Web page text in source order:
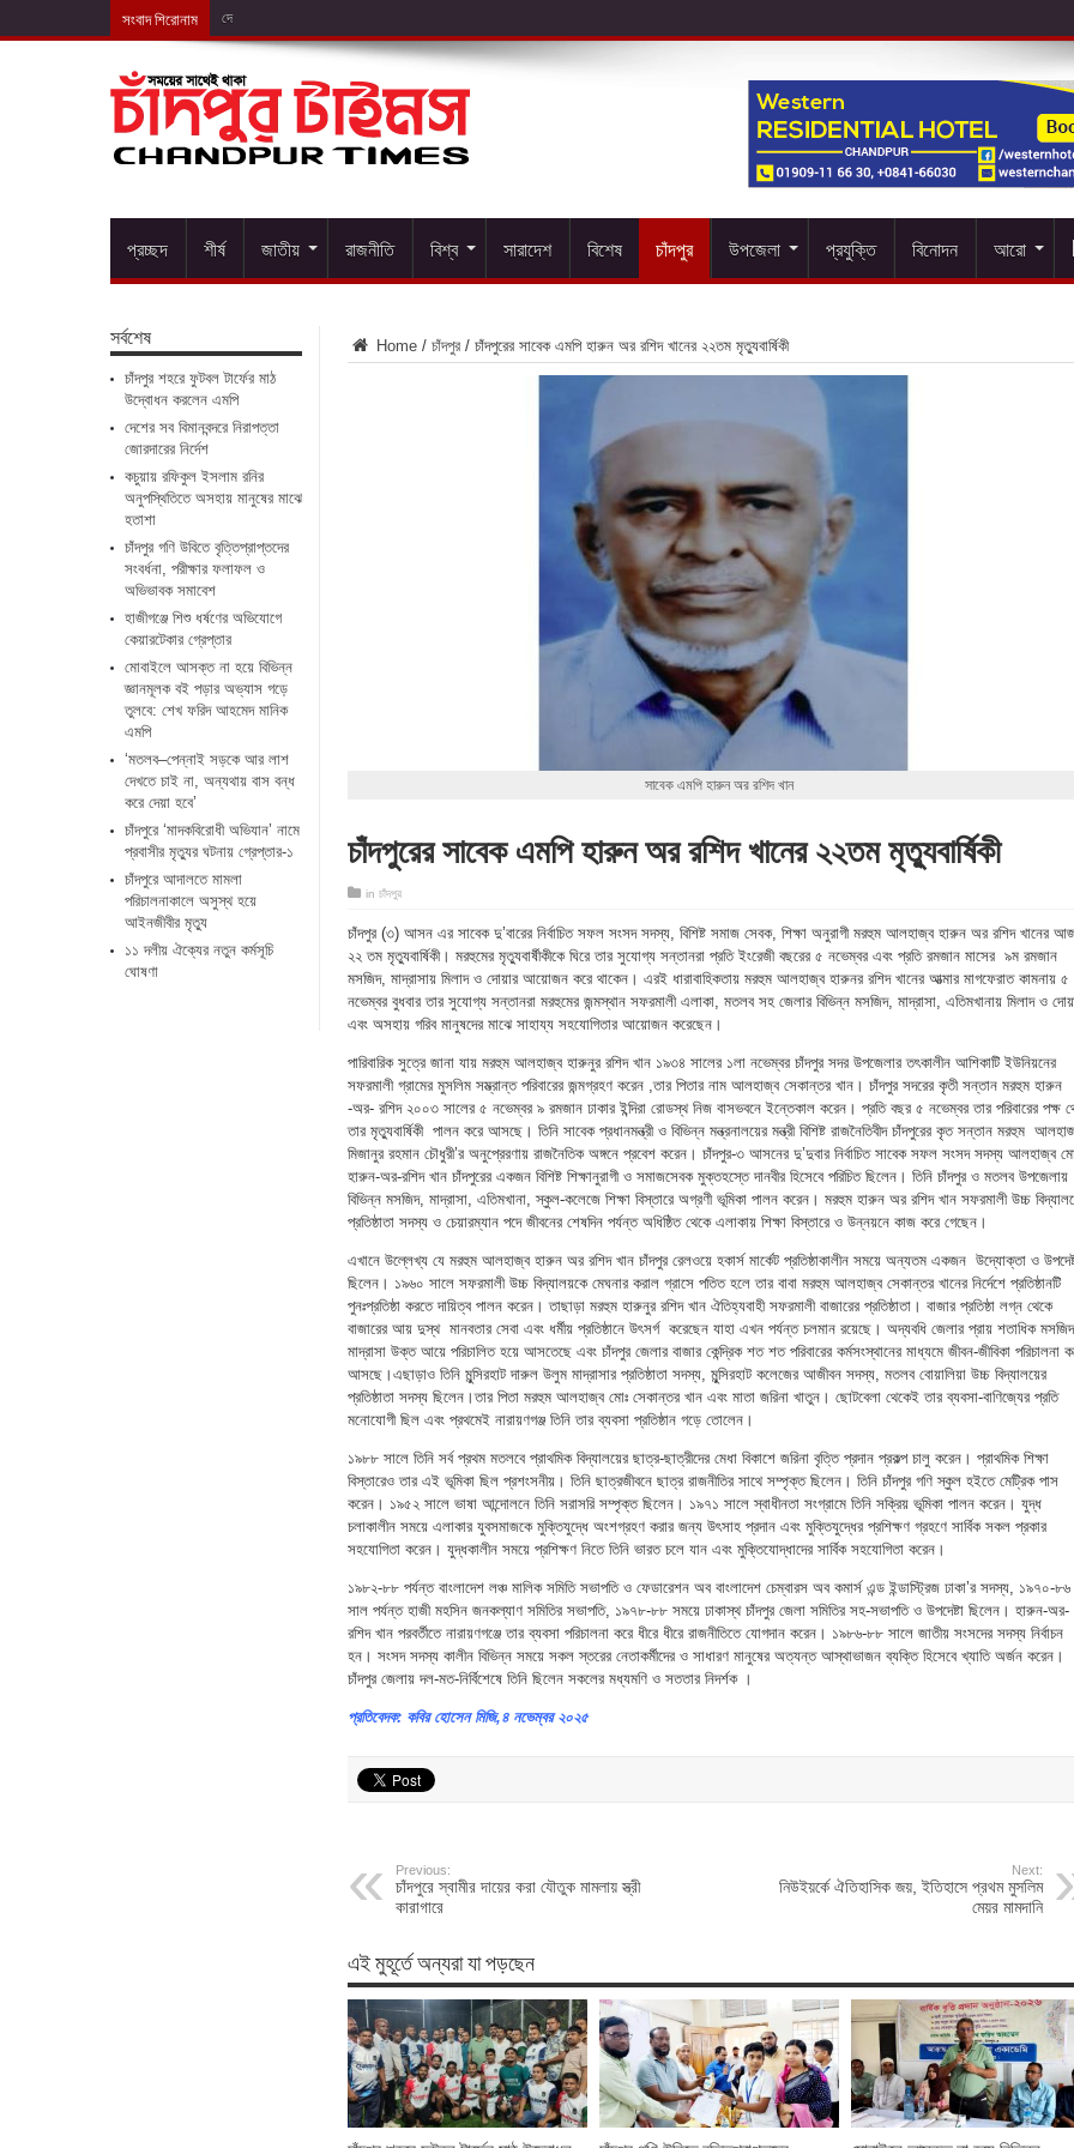
সংবাদ শিরোনাম দেশের সব বিমানবন্দরে ন
প্রচ্ছদ শীর্ষ জাতীয় রাজনীতি বিশ্ব সারাদেশ বিশেষ চাঁদপুর উপজেলা প্রযুক্তি বিনোদন আরো
Home / চাঁদপুর / চাঁদপুরের সাবেক এমপি হারুন অর রশিদ খানের ২২তম মৃত্যুবার্ষিকী
সাবেক এমপি হারুন অর রশিদ খান
চাঁদপুরের সাবেক এমপি হারুন অর রশিদ খানের ২২তম মৃত্যুবার্ষিকী
in চাঁদপুর
চাঁদপুর (৩) আসন এর সাবেক দু’বারের নির্বাচিত সফল সংসদ সদস্য, বিশিষ্ট সমাজ সেবক, শিক্ষা অনুরাগী মরহুম আলহাজ্ব হারুন অর রশিদ খানের
২২ তম মৃত্যুবার্ষিকী। মরহুমের মৃত্যুবার্ষীকীকে ঘিরে তার সুযোগ্য সন্তানরা প্রতি ইংরেজী বছরের ৫ নভেম্বর এবং প্রতি রমজান মাসের ৯ম রমজান
মসজিদ, মাদ্রাসায় মিলাদ ও দোয়ার আয়োজন করে থাকেন। এরই ধারাবাহিকতায় মরহুম আলহাজ্ব হারুনর রশিদ খানের আত্মার মাগফেরাত কামনায় ৫
নভেম্বর বুধবার তার সুযোগ্য সন্তানরা মরহুমের জন্মস্থান সফরমালী এলাকা, মতলব সহ জেলার বিভিন্ন মসজিদ, মাদ্রাসা, এতিমখানায় মিলাদ ও
এবং অসহায় গরিব মানুষদের মাঝে সাহায্য সহযোগিতার আয়োজন করেছেন।
পারিবারিক সুত্রে জানা যায় মরহুম আলহাজ্ব হারুনুর রশিদ খান ১৯৩৪ সালের ১লা নভেম্বর চাঁদপুর সদর উপজেলার তৎকালীন আশিকাটি ইউনিয়নের
সফরমালী গ্রামের মুসলিম সম্ভ্রান্ত পরিবারের জন্মগ্রহণ করেন ,তার পিতার নাম আলহাজ্ব সেকান্তর খান। চাঁদপুর সদরের কৃতী সন্তান মরহুম হারুন
-অর- রশিদ ২০০৩ সালের ৫ নভেম্বর ৯ রমজান ঢাকার ইন্দিরা রোডস্থ নিজ বাসভবনে ইন্তেকাল করেন। প্রতি বছর ৫ নভেম্বর তার পরিবারের পক্ষ
তার মৃত্যুবার্ষিকী পালন করে আসছে। তিনি সাবেক প্রধানমন্ত্রী ও বিভিন্ন মন্ত্রনালয়ের মন্ত্রী বিশিষ্ট রাজনৈতিবীদ চাঁদপুরের কৃত সন্তান মরহুম
মিজানুর রহমান চৌধুরী’র অনুপ্রেরণায় রাজনৈতিক অঙ্গনে প্রবেশ করেন। চাঁদপুর-৩ আসনের দু’দুবার নির্বাচিত সাবেক সফল সংসদ সদস্য আলহাজ্ব
হারুন-অর-রশিদ খান চাঁদপুরের একজন বিশিষ্ট শিক্ষানুরাগী ও সমাজসেবক মুক্তহস্তে দানবীর হিসেবে পরিচিত ছিলেন। তিনি চাঁদপুর ও মতলব উপজেলায়
বিভিন্ন মসজিদ, মাদ্রাসা, এতিমখানা, স্কুল-কলেজে শিক্ষা বিস্তারে অগ্রণী ভূমিকা পালন করেন। মরহুম হারুন অর রশিদ খান সফরমালী উচ্চ
প্রতিষ্ঠাতা সদস্য ও চেয়ারম্যান পদে জীবনের শেষদিন পর্যন্ত অধিষ্ঠিত থেকে এলাকায় শিক্ষা বিস্তারে ও উন্নয়নে কাজ করে গেছেন।
এখানে উল্লেখ্য যে মরহুম আলহাজ্ব হারুন অর রশিদ খান চাঁদপুর রেলওয়ে হকার্স মার্কেট প্রতিষ্ঠাকালীন সময়ে অন্যতম একজন উদ্যোক্তা ও
ছিলেন। ১৯৬০ সালে সফরমালী উচ্চ বিদ্যালয়কে মেঘনার করাল গ্রাসে পতিত হলে তার বাবা মরহুম আলহাজ্ব সেকান্তর খানের নির্দেশে প্রতিষ্ঠানটি
পুনঃপ্রতিষ্ঠা করতে দায়িত্ব পালন করেন। তাছাড়া মরহুম হারুনুর রশিদ খান ঐতিহ্যবাহী সফরমালী বাজারের প্রতিষ্ঠাতা। বাজার প্রতিষ্ঠা লগ্ন থেকে
বাজারের আয় দুস্থ মানবতার সেবা এবং ধর্মীয় প্রতিষ্ঠানে উৎসর্গ করেছেন যাহা এখন পর্যন্ত চলমান রয়েছে। অদ্যবধি জেলার প্রায় শতাধিক মসজিদ
মাদ্রাসা উক্ত আয়ে পরিচালিত হয়ে আসতেছে এবং চাঁদপুর জেলার বাজার কেন্দ্রিক শত শত পরিবারের কর্মসংস্থানের মাধ্যমে জীবন-জীবিকা পরিচালনা
আসছে।এছাড়াও তিনি মুন্সিরহাট দারুল উলুম মাদ্রাসার প্রতিষ্ঠাতা সদস্য, মুন্সিরহাট কলেজের আজীবন সদস্য, মতলব বোয়ালিয়া উচ্চ বিদ্যালয়ের
প্রতিষ্ঠাতা সদস্য ছিলেন।তার পিতা মরহুম আলহাজ্ব মোঃ সেকান্তর খান এবং মাতা জরিনা খাতুন। ছোটবেলা থেকেই তার ব্যবসা-বাণিজ্যের প্রতি
মনোযোগী ছিল এবং প্রথমেই নারায়ণগঞ্জ তিনি তার ব্যবসা প্রতিষ্ঠান গড়ে তোলেন।
১৯৮৮ সালে তিনি সর্ব প্রথম মতলবে প্রাথমিক বিদ্যালয়ের ছাত্র-ছাত্রীদের মেধা বিকাশে জরিনা বৃত্তি প্রদান প্রকল্প চালু করেন। প্রাথমিক শিক্ষা
বিস্তারেও তার এই ভূমিকা ছিল প্রশংসনীয়। তিনি ছাত্রজীবনে ছাত্র রাজনীতির সাথে সম্পৃক্ত ছিলেন। তিনি চাঁদপুর গণি স্কুল হইতে মেট্রিক পাস
করেন। ১৯৫২ সালে ভাষা আন্দোলনে তিনি সরাসরি সম্পৃক্ত ছিলেন। ১৯৭১ সালে স্বাধীনতা সংগ্রামে তিনি সক্রিয় ভূমিকা পালন করেন। যুদ্ধ
চলাকালীন সময়ে এলাকার যুবসমাজকে মুক্তিযুদ্ধে অংশগ্রহণ করার জন্য উৎসাহ প্রদান এবং মুক্তিযুদ্ধের প্রশিক্ষণ গ্রহণে সার্বিক সকল প্রকার
সহযোগিতা করেন। যুদ্ধকালীন সময়ে প্রশিক্ষণ নিতে তিনি ভারত চলে যান এবং মুক্তিযোদ্ধাদের সার্বিক সহযোগিতা করেন।
১৯৮২-৮৮ পর্যন্ত বাংলাদেশ লঞ্চ মালিক সমিতি সভাপতি ও ফেডারেশন অব বাংলাদেশ চেম্বারস অব কমার্স এন্ড ইন্ডাস্ট্রিজ ঢাকা’র সদস্য, ১৯৭০-৮৬
সাল পর্যন্ত হাজী মহসিন জনকল্যাণ সমিতির সভাপতি, ১৯৭৮-৮৮ সময়ে ঢাকাস্থ চাঁদপুর জেলা সমিতির সহ-সভাপতি ও উপদেষ্টা ছিলেন। হারুন-অর-
রশিদ খান পরবর্তীতে নারায়ণগঞ্জে তার ব্যবসা পরিচালনা করে ধীরে ধীরে রাজনীতিতে যোগদান করেন। ১৯৮৬-৮৮ সালে জাতীয় সংসদের সদস্য নির্বাচন
হন। সংসদ সদস্য কালীন বিভিন্ন সময়ে সকল স্তরের নেতাকর্মীদের ও সাধারণ মানুষের অত্যন্ত আস্থাভাজন ব্যক্তি হিসেবে খ্যাতি অর্জন করেন।
চাঁদপুর জেলায় দল-মত-নির্বিশেষে তিনি ছিলেন সকলের মধ্যমণি ও সততার নিদর্শক ।
প্রতিবেদক: কবির হোসেন মিজি,৪ নভেম্বর ২০২৫
Previous:
চাঁদপুরে স্বামীর দায়ের করা যৌতুক মামলায় স্ত্রী
কারাগারে
Next:
নিউইয়র্কে ঐতিহাসিক জয়, ইতিহাসে প্রথম মুসলিম
মেয়র মামদানি
এই মুহূর্তে অন্যরা যা পড়ছেন
সর্বশেষ
চাঁদপুর শহরে ফুটবল টার্ফের মাঠ
উদ্বোধন করলেন এমপি
দেশের সব বিমানবন্দরে নিরাপত্তা
জোরদারের নির্দেশ
কচুয়ায় রফিকুল ইসলাম রনির
অনুপস্থিতিতে অসহায় মানুষের মাঝে
হতাশা
চাঁদপুর গণি উবিতে বৃত্তিপ্রাপ্তদের
সংবর্ধনা, পরীক্ষার ফলাফল ও
অভিভাবক সমাবেশ
হাজীগঞ্জে শিশু ধর্ষণের অভিযোগে
কেয়ারটেকার গ্রেপ্তার
মোবাইলে আসক্ত না হয়ে বিভিন্ন
জ্ঞানমূলক বই পড়ার অভ্যাস গড়ে
তুলবে: শেখ ফরিদ আহমেদ মানিক
এমপি
‘মতলব–পেন্নাই সড়কে আর লাশ
দেখতে চাই না, অন্যথায় বাস বন্ধ
করে দেয়া হবে’
চাঁদপুরে ‘মাদকবিরোধী অভিযান’ নামে
প্রবাসীর মৃত্যুর ঘটনায় গ্রেপ্তার-১
চাঁদপুরে আদালতে মামলা
পরিচালনাকালে অসুস্থ হয়ে
আইনজীবীর মৃত্যু
১১ দলীয় ঐক্যের নতুন কর্মসূচি
ঘোষণা